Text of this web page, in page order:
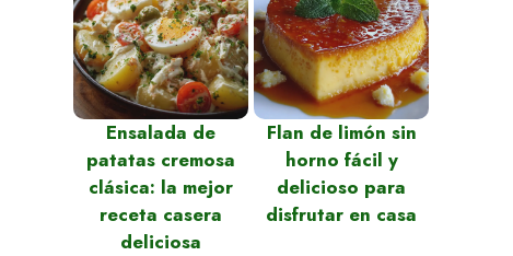
Ensalada de
patatas cremosa
clásica: la mejor
receta casera
deliciosa
Flan de limón sin
horno fácil y
delicioso para
disfrutar en casa